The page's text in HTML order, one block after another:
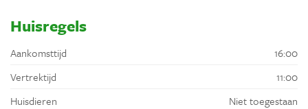
Huisregels
Aankomsttijd
16:00
Vertrektijd
11:00
Huisdieren
Niet toegestaan